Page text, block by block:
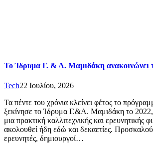
Το Ίδρυμα Γ. & Α. Μαμιδάκη ανακοινώνει
Tech22 Ιουλίου, 2026
Τα πέντε του χρόνια κλείνει φέτος το
ξεκίνησε το Ίδρυμα Γ.&Α. Μαμιδάκη το 2022,
μια πρακτική καλλιτεχνικής και ερευνητικής
ακολουθεί ήδη εδώ και δεκαετίες.
ερευνητές, δημιουργοί…